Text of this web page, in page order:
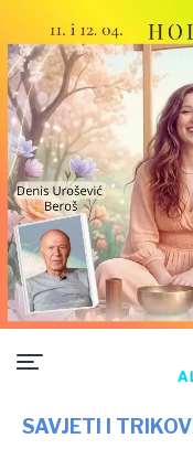
SAVJETI I TRIKOVI